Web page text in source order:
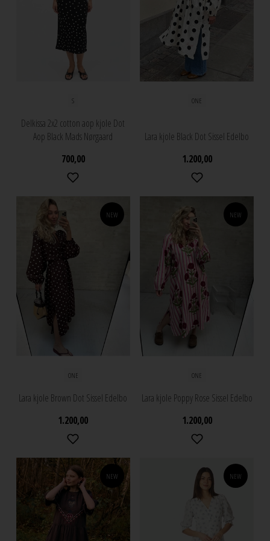
S
Delkissa 2x2 cotton aop kjole Dot
Aop Black Mads Nørgaard
700,00
ONE
Lara kjole Black Dot Sissel Edelbo
1.200,00
NEW
ONE
Lara kjole Brown Dot Sissel Edelbo
1.200,00
NEW
ONE
Lara kjole Poppy Rose Sissel Edelbo
1.200,00
NEW NEW